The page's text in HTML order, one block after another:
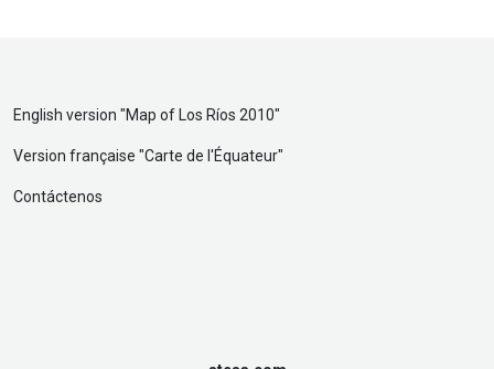
English version "Map of Los Ríos 2010"
Version française "Carte de l'Équateur"
Contáctenos